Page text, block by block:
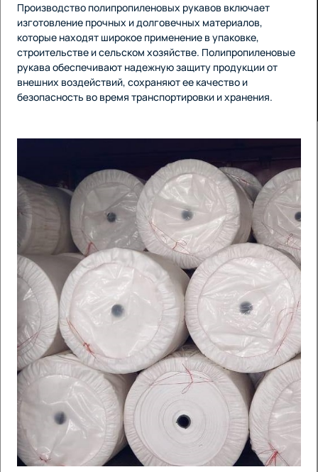
Производство полипропиленовых рукавов включает
изготовление прочных и долговечных материалов,
которые находят широкое применение в упаковке,
строительстве и сельском хозяйстве. Полипропиленовые
рукава обеспечивают надежную защиту продукции от
внешних воздействий, сохраняют ее качество и
безопасность во время транспортировки и хранения.